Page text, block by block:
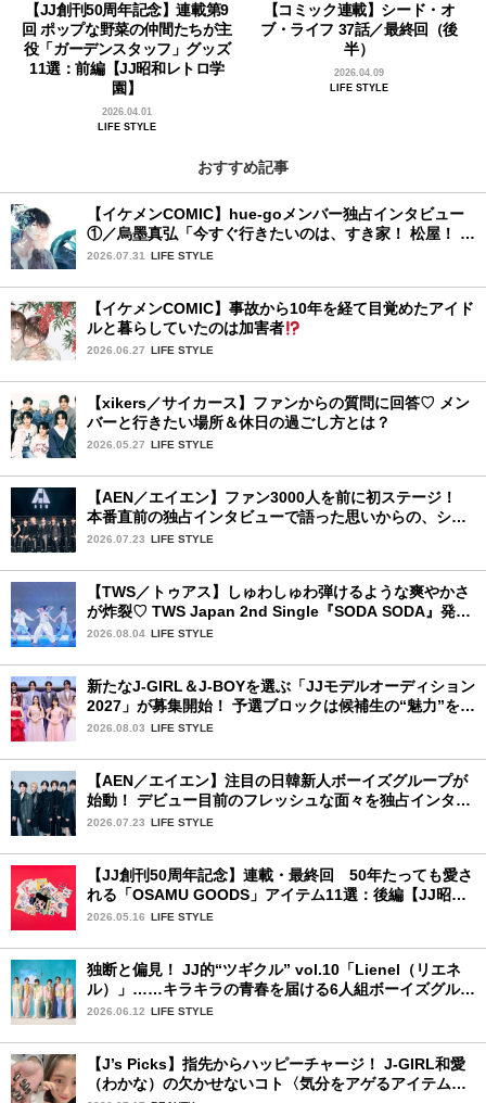
【JJ創刊50周年記念】連載第9
回 ポップな野菜の仲間たちが主
役「ガーデンスタッフ」グッズ
11選：前編【JJ昭和レトロ学
園】
2026.04.01
LIFE STYLE
【コミック連載】シード・オ
ブ・ライフ 37話／最終回（後
半）
2026.04.09
LIFE STYLE
おすすめ記事
【イケメンCOMIC】hue-goメンバー独占インタビュー
①／烏墨真弘「今すぐ行きたいのは、すき家！ 松屋！ ミ
スド！」
2026.07.31 LIFE STYLE
【イケメンCOMIC】事故から10年を経て目覚めたアイド
ルと暮らしていたのは加害者
2026.06.27 LIFE STYLE
【xikers／サイカース】ファンからの質問に回答♡ メン
バーと行きたい場所＆休日の過ごし方とは？
2026.05.27 LIFE STYLE
【AEN／エイエン】ファン3000人を前に初ステージ！
本番直前の独占インタビューで語った思いからの、ショ
ーケース完全レポート！
2026.07.23 LIFE STYLE
【TWS／トゥアス】しゅわしゅわ弾けるような爽やかさ
が炸裂♡ TWS Japan 2nd Single『SODA SODA』発売
記念SPECIAL SHOWCASEを詳細レポ
2026.08.04 LIFE STYLE
新たなJ-GIRL＆J-BOYを選ぶ「JJモデルオーディション
2027」が募集開始！ 予選ブロックは候補生の“魅力”を重
視した「新システム」に変わります
2026.08.03 LIFE STYLE
【AEN／エイエン】注目の日韓新人ボーイズグループが
始動！ デビュー目前のフレッシュな面々を独占インタビ
ュー。7人の魅力に迫ります♪
2026.07.23 LIFE STYLE
【JJ創刊50周年記念】連載・最終回 50年たっても愛さ
れる「OSAMU GOODS」アイテム11選：後編【JJ昭和
レトロ学園】
2026.05.16 LIFE STYLE
独断と偏見！ JJ的“ツギクル” vol.10「Lienel（リエネ
ル）」……キラキラの青春を届ける6人組ボーイズグルー
プ
2026.06.12 LIFE STYLE
【J’s Picks】指先からハッピーチャージ！ J-GIRL和愛
（わかな）の欠かせないコト〈気分をアゲるアイテム＆